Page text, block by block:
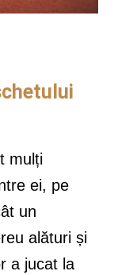
mulți
ei, pe
un
alături și
a jucat la